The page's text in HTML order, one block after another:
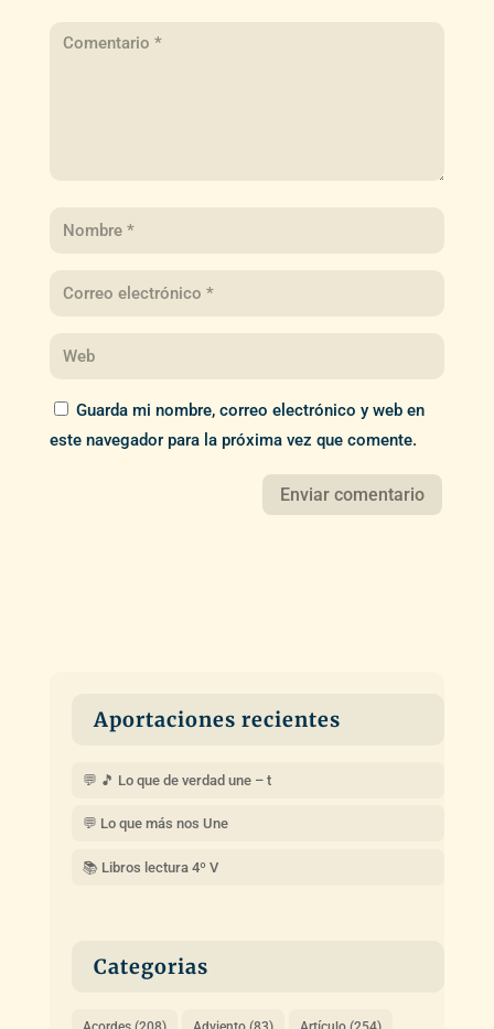
Guarda mi nombre, correo electrónico y web en
este navegador para la próxima vez que comente.
Aportaciones recientes
💬 🎵 Lo que de verdad une – t
💬 Lo que más nos Une
📚 Libros lectura 4º V
Categorias